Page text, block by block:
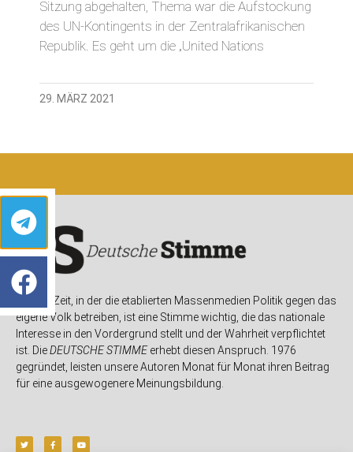
Sitzung abgehalten, Thema war die Aufstockung
des UN-Kontingents in der Zentralafrikanischen
Republik. Es geht um die „United Nations
29. MÄRZ 2021
In einer Zeit, in der die etablierten Massenmedien Politik gegen das
eigene Volk betreiben, ist eine Stimme wichtig, die das nationale
Interesse in den Vordergrund stellt und der Wahrheit verpflichtet
ist. DieDEUTSCHE STIMMEerhebt diesen Anspruch. 1976
gegründet, leisten unsere Autoren Monat für Monat ihren Beitrag
für eine ausgewogenere Meinungsbildung.